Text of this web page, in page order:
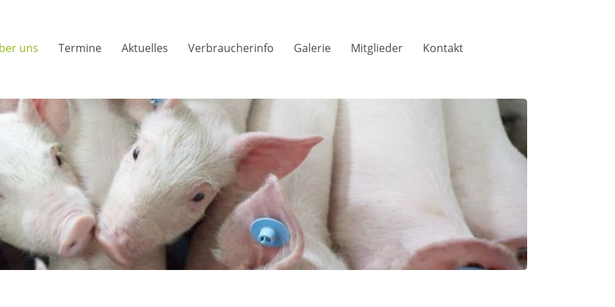
uns Termine Aktuelles Verbraucherinfo Galerie Mitglieder Kontakt